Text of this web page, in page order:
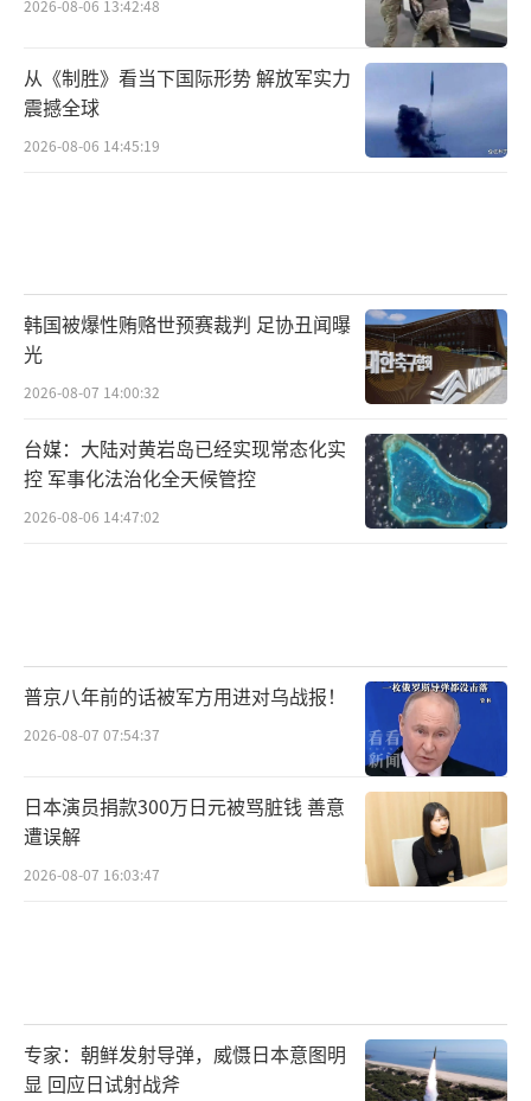
2026-08-06 13:42:48
从《制胜》看当下国际形势 解放军实力
震撼全球
2026-08-06 14:45:19
韩国被爆性贿赂世预赛裁判 足协丑闻曝
光
2026-08-07 14:00:32
台媒：大陆对黄岩岛已经实现常态化实
控 军事化法治化全天候管控
2026-08-06 14:47:02
普京八年前的话被军方用进对乌战报！
2026-08-07 07:54:37
日本演员捐款300万日元被骂脏钱 善意
遭误解
2026-08-07 16:03:47
专家：朝鲜发射导弹，威慑日本意图明
显 回应日试射战斧